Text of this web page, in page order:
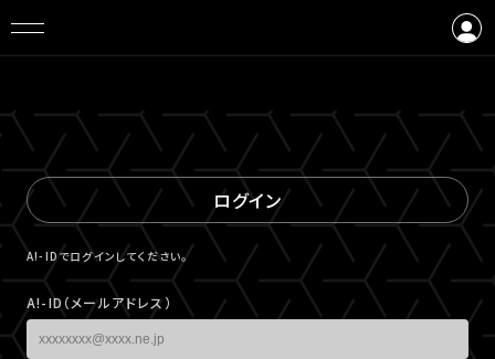
ログイン
A!-IDでログインしてください。
A!-ID（メールアドレス）